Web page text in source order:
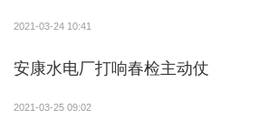
2021-03-24 10:41
安康水电厂打响春检主动仗
2021-03-25 09:02